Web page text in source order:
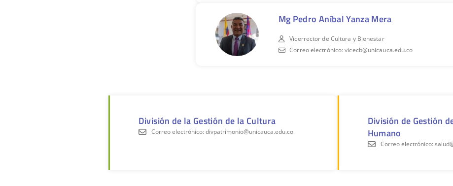
Mg Pedro Aníbal Yanza Mera
Vicerrector de Cultura y Bienestar
Correo electrónico: vicecb@unicauca.edu.co
División de la Gestión de la Cultura
Correo electrónico: divpatrimonio@unicauca.edu.co
División de Gestión
Humano
Correo electrónico: